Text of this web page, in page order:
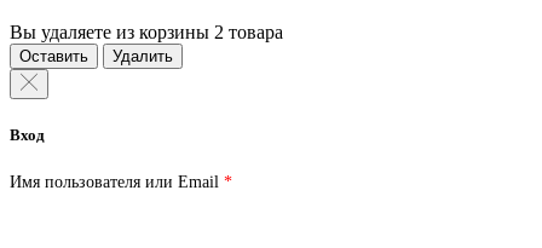
Вы удаляете из корзины 2 товара
Оставить Удалить
Вход
Имя пользователя или Email *Обязательно